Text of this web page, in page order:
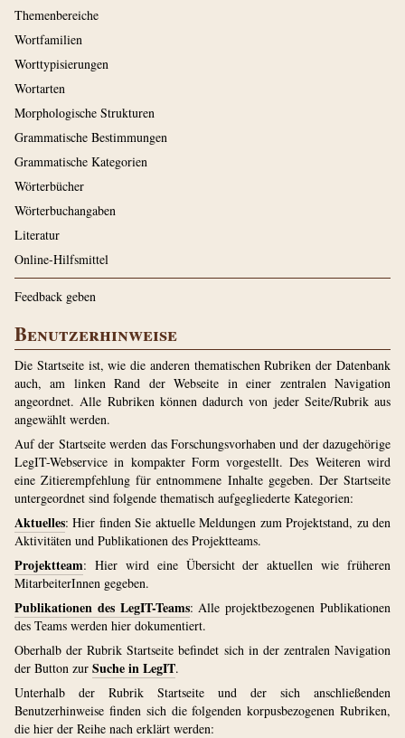
Themenbereiche
Wortfamilien
Worttypisierungen
Wortarten
Morphologische Strukturen
Grammatische Bestimmungen
Grammatische Kategorien
Wörterbücher
Wörterbuchangaben
Literatur
Online-Hilfsmittel
Feedback geben
Benutzerhinweise
Die Startseite ist, wie die anderen thematischen Rubriken der Datenbank
auch, am linken Rand der Webseite in einer zentralen Navigation
angeordnet. Alle Rubriken können dadurch von jeder Seite/Rubrik aus
angewählt werden.
Auf der Startseite werden das Forschungsvorhaben und der dazugehörige
LegIT-Webservice in kompakter Form vorgestellt. Des Weiteren wird
eine Zitierempfehlung für entnommene Inhalte gegeben. Der Startseite
untergeordnet sind folgende thematisch aufgegliederte Kategorien:
Aktuelles: Hier finden Sie aktuelle Meldungen zum Projektstand, zu den
Aktivitäten und Publikationen des Projektteams.
Projektteam: Hier wird eine Übersicht der aktuellen wie früheren
MitarbeiterInnen gegeben.
Publikationen des LegIT-Teams: Alle projekt­bezogenen Publikationen
des Teams werden hier dokumentiert.
Oberhalb der Rubrik Startseite befindet sich in der zentralen Navigation
der Button zur Suche in LegIT.
Unterhalb der Rubrik Startseite und der sich anschließenden
Benutzerhinweise finden sich die folgenden korpusbezogenen Rubriken,
die hier der Reihe nach erklärt werden: